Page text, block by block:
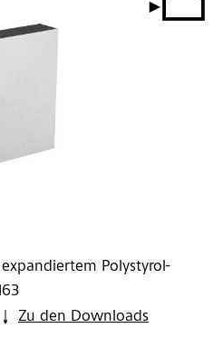
Polystyrol-
Zu den Downloads